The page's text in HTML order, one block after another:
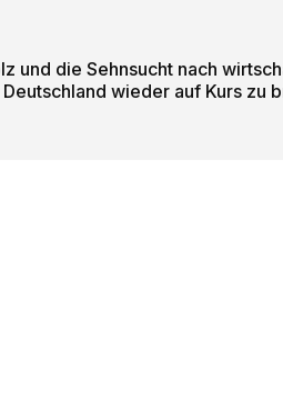
und die Sehnsucht nach
wieder auf Kurs zu